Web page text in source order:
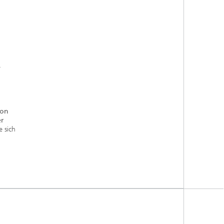
sich